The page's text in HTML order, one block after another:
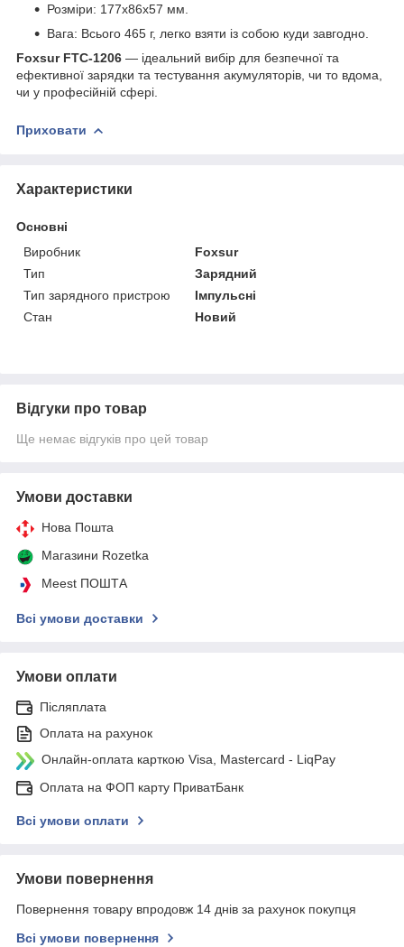
Розміри: 177x86x57 мм.
Вага: Всього 465 г, легко взяти із собою куди завгодно.
Foxsur FTC-1206 — ідеальний вибір для безпечної та
ефективної зарядки та тестування акумуляторів, чи то вдома,
чи у професійній сфері.
Приховати
Характеристики
Основні
Виробник
Foxsur
Тип
Зарядний
Тип зарядного пристрою
Імпульсні
Стан
Новий
Відгуки про товар
Ще немає відгуків про цей товар
Умови доставки
Нова Пошта
Магазини Rozetka
Meest ПОШТА
Всі умови доставки
Умови оплати
Післяплата
Оплата на рахунок
Онлайн-оплата карткою Visa, Mastercard - LiqPay
Оплата на ФОП карту ПриватБанк
Всі умови оплати
Умови повернення
Повернення товару впродовж 14 днів за рахунок покупця
Всі умови повернення